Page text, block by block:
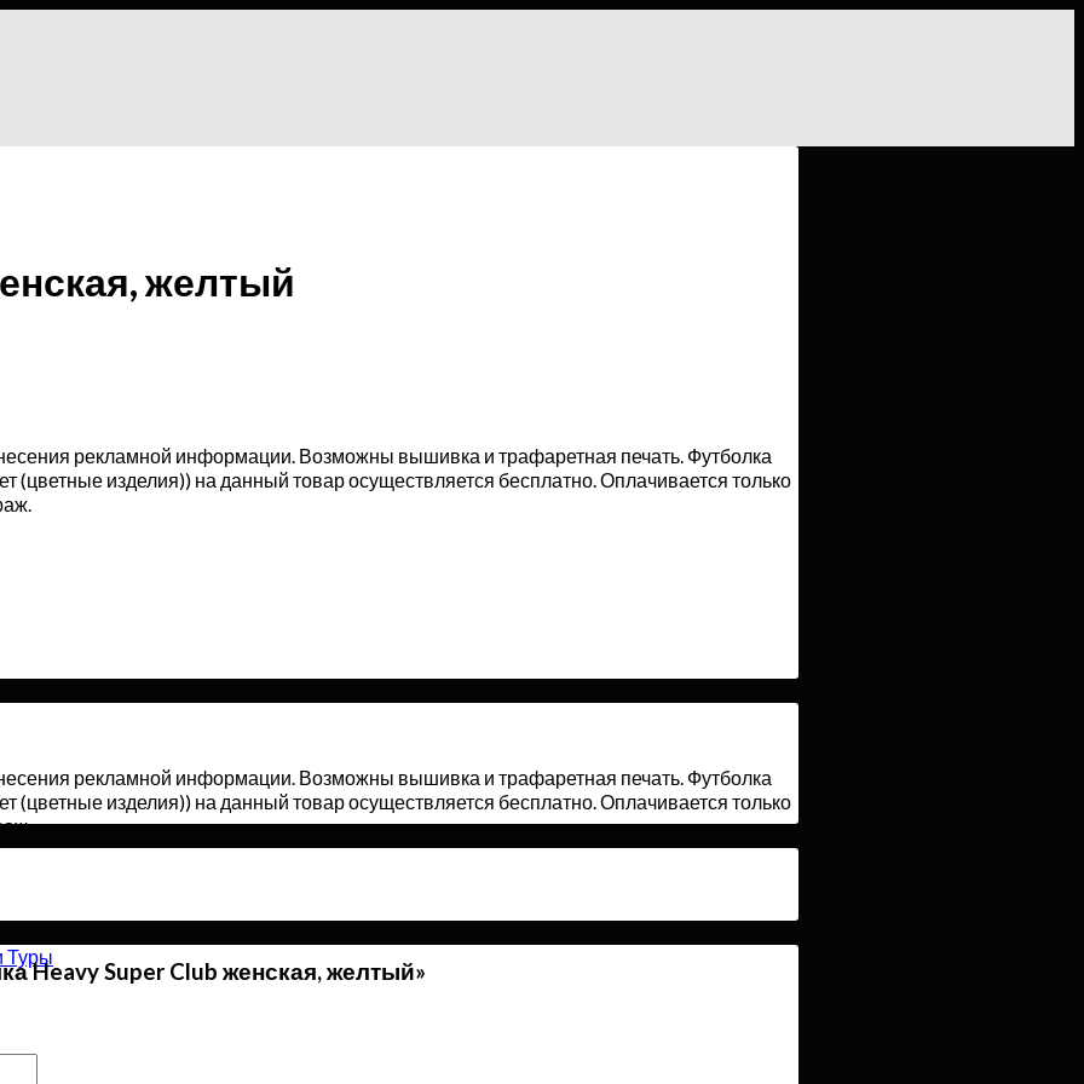
Туры
желтый
рекламной информации. Возможны вышивка и трафаретная печать. Футболка
(цветные изделия)) на данный товар осуществляется бесплатно. Оплачивается только
рекламной информации. Возможны вышивка и трафаретная печать. Футболка
(цветные изделия)) на данный товар осуществляется бесплатно. Оплачивается только
Heavy Super Club женская, желтый»